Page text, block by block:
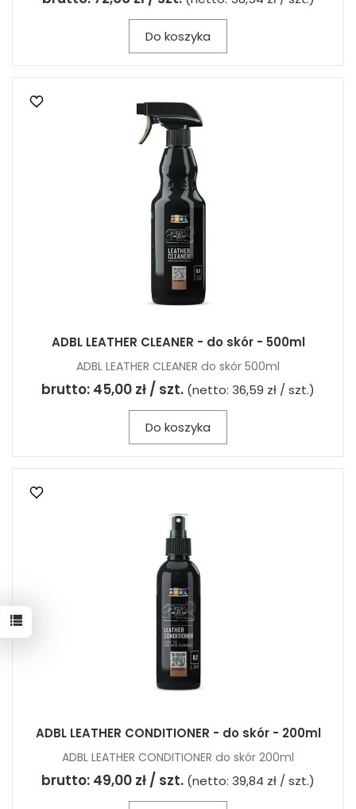
Do koszyka
ADBL LEATHER CLEANER - do skór - 500ml
ADBL LEATHER CLEANER do skór 500ml
brutto: 45,00 zł / szt. (netto: 36,59 zł / szt.)
Do koszyka
ADBL LEATHER CONDITIONER - do skór - 200ml
ADBL LEATHER CONDITIONER do skór 200ml
brutto: 49,00 zł / szt. (netto: 39,84 zł / szt.)